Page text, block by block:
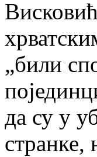
„били
да су у